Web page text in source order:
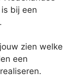
bij een
zien welke
een